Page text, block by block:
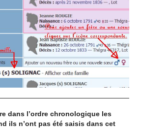
dans l’ordre chronologique les
ils n’ont pas été saisis dans cet